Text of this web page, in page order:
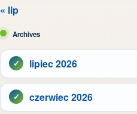
« lip
Archives
lipiec 2026
czerwiec 2026